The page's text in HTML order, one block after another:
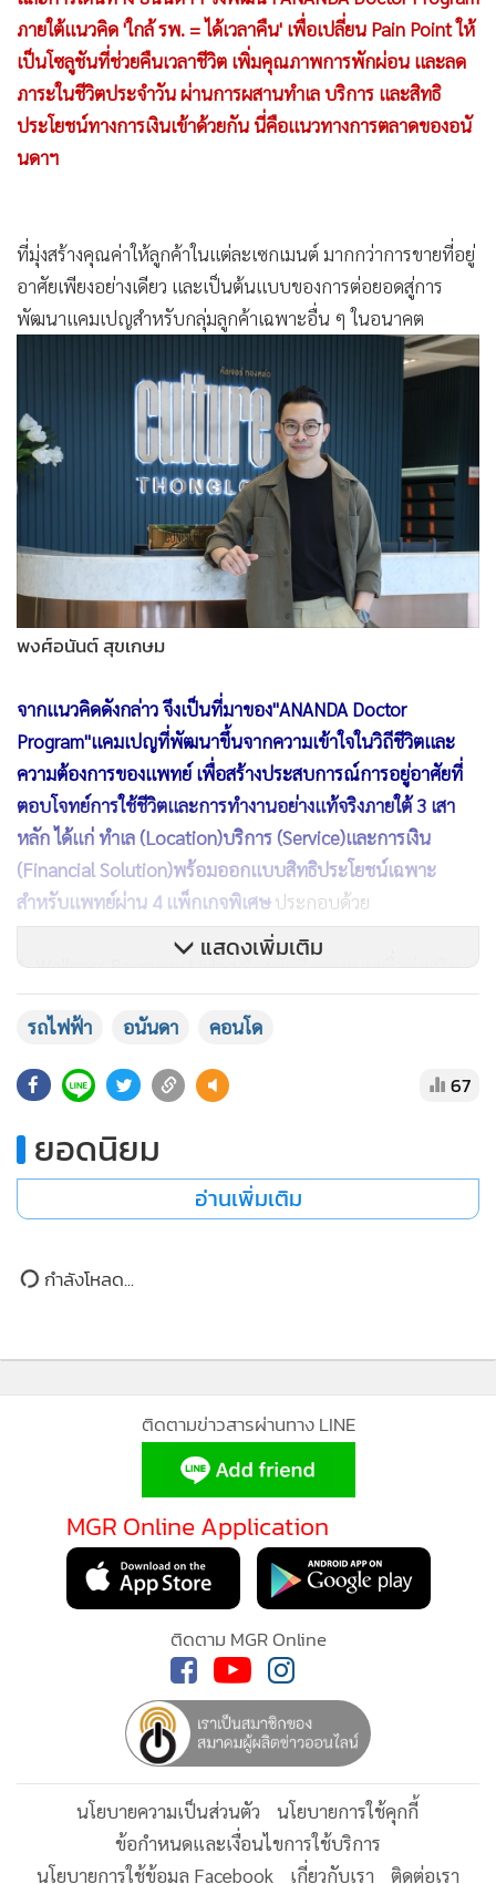
จากข้อมูลพฤติกรรมลูกค้าของอนันดาฯ ย้อนหลัง 5 ปี พบข้อมูล
ที่น่าสนใจว่า กลุ่มแพทย์เป็นหนึ่งในอาชีพที่มีการซื้อโครงการขอ
งอนันดาฯ อย่างต่อเนื่องทุกปี โดยไม่มีแนวโน้มลดลง แม้ในช่วงที่
ภาวะเศรษฐกิจผันผวน สะท้อนให้เห็นว่าอาชีพแพทย์เป็นกลุ่มที่
โดยกลุ่มแพทย์ถือเป็นหนึ่งในกลุ่มที่มีกำลังซื้อสูงและมีความ
มั่นคงทางอาชีพ แต่กลับมีข้อจำกัดสำคัญเรื่องเวลา การพักผ่อน
และการเดินทาง อนันดาฯ จึงพัฒนา ANANDA Doctor Program
ภายใต้แนวคิด 'ใกล้ รพ. = ได้เวลาคืน' เพื่อเปลี่ยน Pain Point ให้
เป็นโซลูชันที่ช่วยคืนเวลาชีวิต เพิ่มคุณภาพการพักผ่อน และลด
ภาระในชีวิตประจำวัน ผ่านการผสานทำเล บริการ และสิทธิ
ประโยชน์ทางการเงินเข้าด้วยกัน นี่คือแนวทางการตลาดของอนั
อาศัยเพียงอย่างเดียว และเป็นต้นแบบของการต่อยอดสู่การ
พัฒนาแคมเปญสำหรับกลุ่มลูกค้าเฉพาะอื่น ๆ ในอนาคต
พงศ์อนันต์ สุขเกษม
จากแนวคิดดังกล่าว จึงเป็นที่มาของ"ANANDA Doctor
Program"แคมเปญที่พัฒนาขึ้นจากความเข้าใจในวิถีชีวิตและ
ความต้องการของแพทย์ เพื่อสร้างประสบการณ์การอยู่อาศัยที่
ตอบโจทย์การใช้ชีวิตและการทำงานอย่างแท้จริงภายใต้ 3 เสา
หลัก ได้แก่ ทำเล (Location)บริการ (Service)และการเงิน
(Financial Solution)พร้อมออกแบบสิทธิประโยชน์เฉพาะ
สำหรับแพทย์ผ่าน 4 แพ็กเกจพิเศษประกอบด้วย
1. Wellness Recovery Livingห้องพักที่ออกแบบเพื่อส่งเสริม
คุณภาพการนอนและการพักผ่อน ช่วยฟื้นฟูร่างกายหลังการ
แสดงเพิ่มเติม
รถไฟฟ้า อนันดา คอนโด
67
ยอดนิยม
อ่านเพิ่มเติม
กำลังโหลด...
ติดตามข่าวสารผ่านทาง LINE
MGR Online Application
ติดตาม MGR Online
นโยบายความเป็นส่วนตัว
นโยบายการใช้คุกกี้
ข้อกำหนดและเงื่อนไขการใช้บริการ
นโยบายการใช้ข้อมูล Facebook
เกี่ยวกับเรา ติดต่อเรา
MGR Online ใช้คุกกี้ (Cookies)
MGR Online ใช้คุกกี้ เพื่อจัดการข้อมูลส่วนบุคคลเพื่อนำเสนอ
ประสบการณ์คอนเทนต์ที่ดีที่สุดให้กับผู้อ่านบนเว็บไซต์ และ
เงื่อนไขการใช้งานเว็บไซต์
รับทราบ